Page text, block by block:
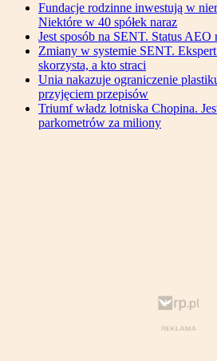
Fundacje rodzinne inwestują w
Niektóre w 40 spółek naraz
Jest sposób na SENT. Status
Zmiany w systemie SENT.
skorzysta, a kto straci
Unia nakazuje ograniczenie
przyjęciem przepisów
Triumf władz lotniska Chopina.
parkometrów za miliony